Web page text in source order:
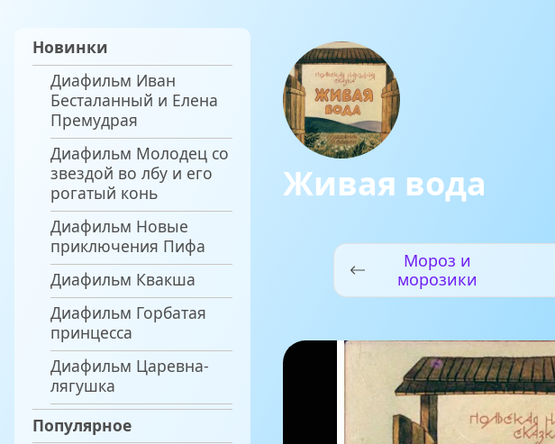
Новинки
Диафильм Иван
Бесталанный и Елена
Премудрая
Диафильм Молодец со
звездой во лбу и его
рогатый конь
Диафильм Новые
приключения Пифа
Диафильм Квакша
Диафильм Горбатая
принцесса
Диафильм Царевна-
лягушка
Популярное
Живая вода
Мороз и
морозики